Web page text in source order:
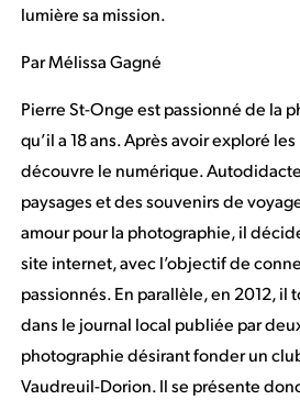
lumière sa mission.
Par Mélissa Gagné
Pierre St-Onge est passionné de la
qu’il a 18 ans. Après avoir exploré
découvre le numérique.
paysages et des souvenirs de
amour pour la photographie, il
site internet, avec l’objectif de
passionnés. En parallèle, en 2012, il
dans le journal local publiée par
photographie désirant fonder un
Vaudreuil-Dorion. Il se présente